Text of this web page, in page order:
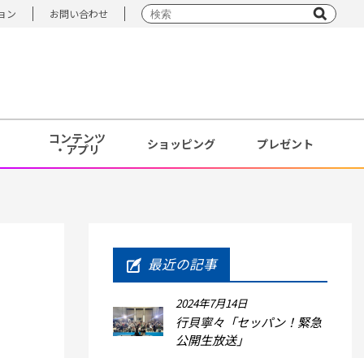
ン お問い合わせ
コンテンツ
・アプリ ショッピング プレゼント
最近の記事
2024年7月14日
行貝寧々「セッパン！緊急
公開生放送」